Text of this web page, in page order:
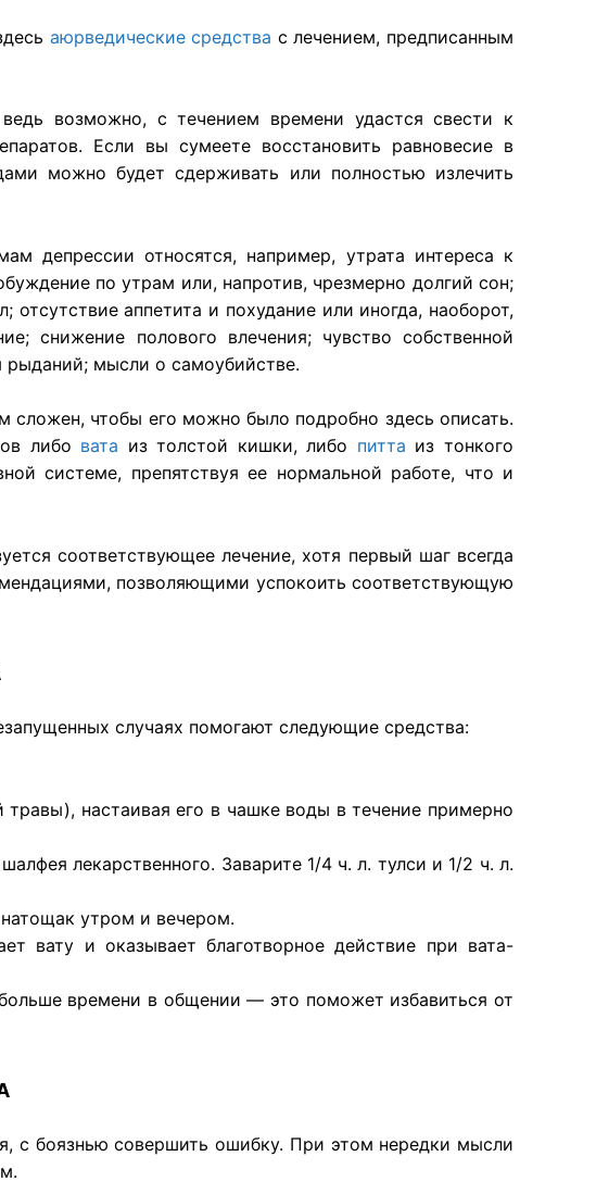
аюрведические средства с лечением, предписанным
возможно, с течением времени удастся свести к
Если вы сумеете восстановить равновесие в
можно будет сдерживать или полностью излечить
депрессии относятся, например, утрата интереса к
по утрам или, напротив, чрезмерно долгий сон;
аппетита и похудание или иногда, наоборот,
снижение полового влечения; чувство собственной
мысли о самоубийстве.
сложен, чтобы его можно было подробно здесь описать.
либо вата из толстой кишки, либо питта из тонкого
системе, препятствуя ее нормальной работе, что и
соответствующее лечение, хотя первый шаг всегда
позволяющими успокоить соответствующую
случаях помогают следующие средства:
настаивая его в чашке воды в течение примерно
лекарственного. Заварите 1/4 ч. л. тулси и 1/2 ч. л.
утром и вечером.
вату и оказывает благотворное действие при вата-
времени в общении — это поможет избавиться от
с боязнью совершить ошибку. При этом нередки мысли